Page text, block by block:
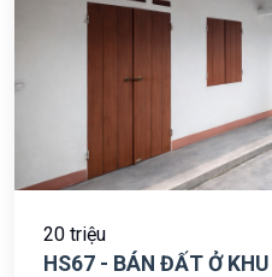
20 triệu
HS67 - BÁN ĐẤT Ở